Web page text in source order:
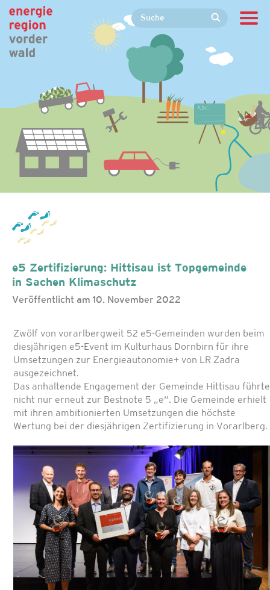
e5 Zertifizierung: Hittisau ist Topgemeinde
in Sachen Klimaschutz
Veröffentlicht am 10. November 2022
Zwölf von vorarlbergweit 52 e5-Gemeinden wurden beim
diesjährigen e5-Event im Kulturhaus Dornbirn für ihre
Umsetzungen zur Energieautonomie+ von LR Zadra
ausgezeichnet.
Das anhaltende Engagement der Gemeinde Hittisau führte
nicht nur erneut zur Bestnote 5 „e“. Die Gemeinde erhielt
mit ihren ambitionierten Umsetzungen die höchste
Wertung bei der diesjährigen Zertifizierung in Vorarlberg.